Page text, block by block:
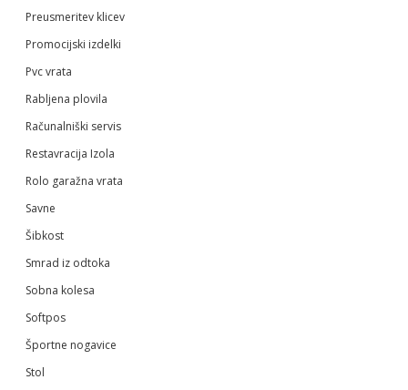
Preusmeritev klicev
Promocijski izdelki
Pvc vrata
Rabljena plovila
Računalniški servis
Restavracija Izola
Rolo garažna vrata
Savne
Šibkost
Smrad iz odtoka
Sobna kolesa
Softpos
Športne nogavice
Stol